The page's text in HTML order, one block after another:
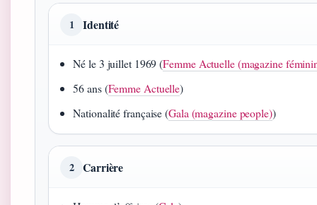
1 Identité
Né le 3 juillet 1969 (Femme Actuelle (magazine
56 ans (Femme Actuelle)
Nationalité française (Gala (magazine people))
2 Carrière